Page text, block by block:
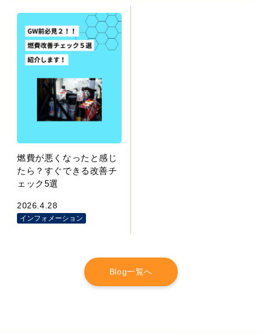
燃費が悪くなったと感じ
たら？すぐできる改善チ
ェック5選
2026.4.28
インフォメーション
Blog一覧へ